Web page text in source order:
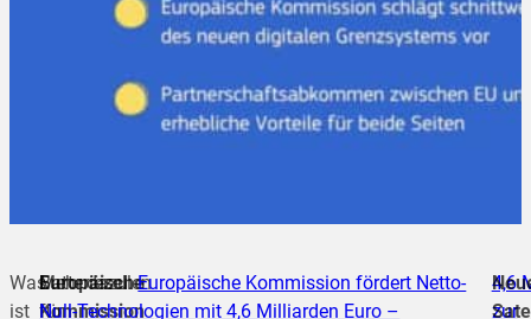
Was
ist
Europäische
Kommission
Batteriezellen
für
Mehr dazu:Europäische Kommission fördert Netto-
Null-Technologien mit 4,6 Milliarden Euro –
4,6
zur